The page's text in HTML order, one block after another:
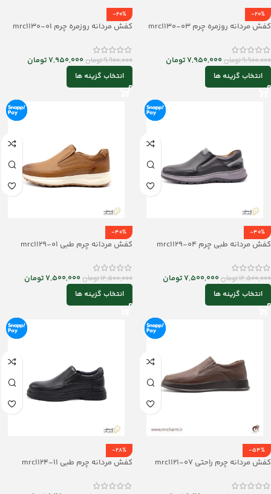
-20%
کفش مردانه روزمره چرم mrc1130-03
9,900,000تومان7,950,000تومان
انتخاب گزینه ها
-20%
کفش مردانه روزمره چرم mrc1130-01
9,900,000تومان7,950,000تومان
انتخاب گزینه ها
-40%
کفش مردانه طبی چرم mrc1129-04
12,500,000تومان7,500,000تومان
انتخاب گزینه ها
-40%
کفش مردانه چرم طبی mrc1129-01
12,500,000تومان7,500,000تومان
انتخاب گزینه ها
-54%
کفش مردانه چرم راحتی mrc1121-07
-28%
کفش مردانه چرم طبی mrc1124-11